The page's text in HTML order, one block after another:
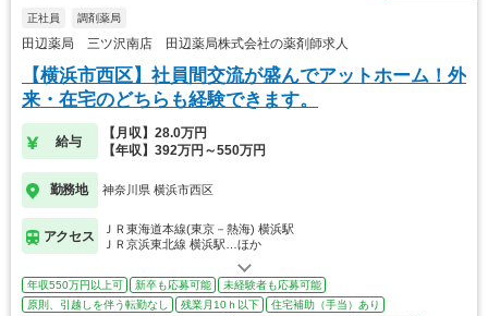
正社員 調剤薬局
田辺薬局 三ツ沢南店 田辺薬局株式会社の薬剤師求人
【横浜市西区】社員間交流が盛んでアットホーム！外
来・在宅のどちらも経験できます。
給与
【月収】28.0万円
【年収】392万円～550万円
勤務地 神奈川県 横浜市西区
アクセス
ＪＲ東海道本線(東京－熱海) 横浜駅
ＪＲ京浜東北線 横浜駅…ほか
年収550万円以上可 新卒も応募可能
未経験者も応募可能
原則、引越しを伴う転勤なし
残業月10ｈ以下
住宅補助（手当）あり